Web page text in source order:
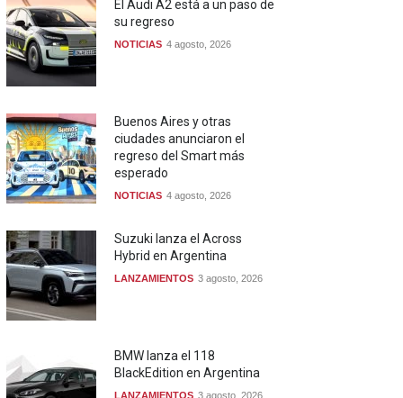
El Audi A2 está a un paso de
su regreso
NOTICIAS 4 agosto, 2026
Buenos Aires y otras
ciudades anunciaron el
regreso del Smart más
esperado
NOTICIAS 4 agosto, 2026
Suzuki lanza el Across
Hybrid en Argentina
LANZAMIENTOS 3 agosto, 2026
BMW lanza el 118
BlackEdition en Argentina
LANZAMIENTOS 3 agosto, 2026